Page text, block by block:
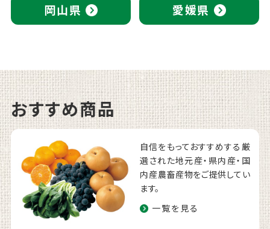
岡山県 愛媛県
おすすめ商品
自信をもっておすすめする厳
選された地元産・県内産・国
内産農畜産物をご提供してい
ます。
一覧を見る